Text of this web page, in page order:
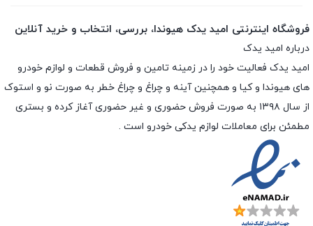
فروشگاه اینترنتی امید یدک هیوندا، بررسی، انتخاب و خرید آنلاین
درباره امید یدک
امید یدک فعالیت خود را در زمینه تامین و فروش قطعات و لوازم خودرو
های هیوندا و کیا و همچنین آینه و چراغ و چراغ خطر به صورت نو و استوک
از سال ۱۳۹۸ به صورت فروش حضوری و غیر حضوری آغاز کرده و بستری
مطمئن برای معاملات لوازم یدکی خودرو است .